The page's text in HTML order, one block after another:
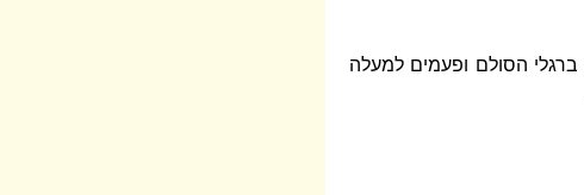
הסולם ופעמים למעלה